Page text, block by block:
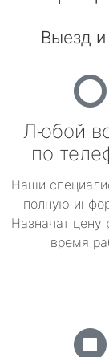
Выезд
Любой
по
Наши
полную
Назначат цену
время